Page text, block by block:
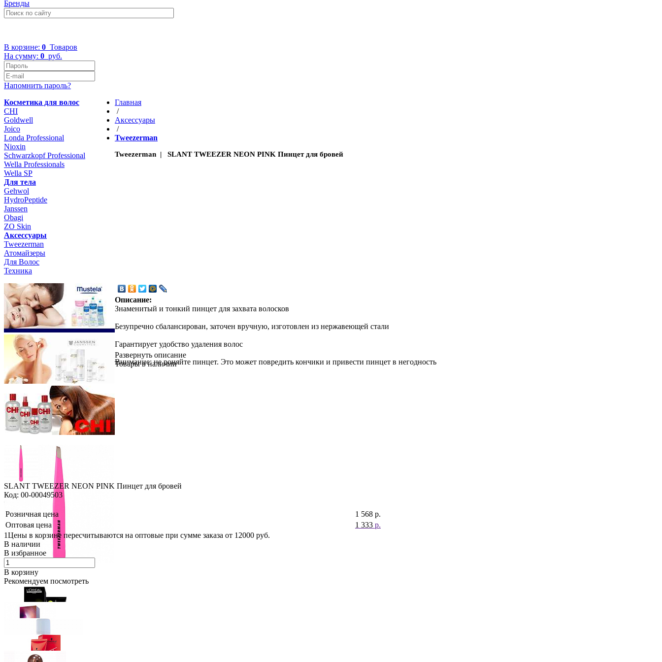
Бренды
В корзине: 0 Товаров
На сумму: 0 руб.
Напомнить пароль?
Косметика для волос
CHI
Goldwell
Joico
Londa Professional
Nioxin
Schwarzkopf Professional
Wella Professionals
Wella SP
Для тела
Gehwol
HydroPeptide
Janssen
Obagi
ZO Skin
Aксессуары
Tweezerman
Атомайзеры
Для Волос
Техника
Главная
/
Aксессуары
/
Tweezerman
Tweezerman | SLANT TWEEZER NEON PINK Пинцет для бровей
Описание:
Знаменитый и тонкий пинцет для захвата волосков
Безупречно сбалансирован, заточен вручную, изготовлен из нержавеющей стали
Гарантирует удобство удаления волос
Внимание: не роняйте пинцет. Это может повредить кончики и привести пинцет в негодность
Развернуть описание
Товары в наличии
SLANT TWEEZER NEON PINK Пинцет для бровей
Код: 00-00049503
Розничная цена 1 568 р.
Оптовая цена
1 333 р.
1Цены в корзине пересчитываются на оптовые при сумме заказа от 12000 руб.
В наличии
В избранное
В корзину
Рекомендуем посмотреть